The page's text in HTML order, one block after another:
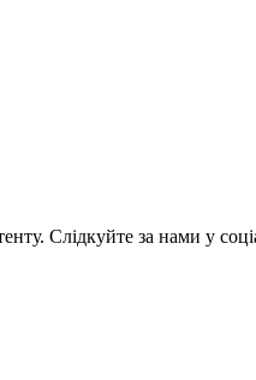
Слідкуйте за нами у